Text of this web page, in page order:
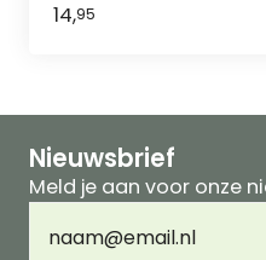
14,95
Nieuwsbrief
Meld je aan voor onze
mailadres(Vereist)